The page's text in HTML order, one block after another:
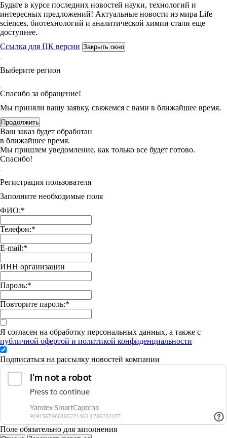
Будьте в курсе последних новостей науки, технологий и
интересных предложений! Актуальные новости из мира Life
sciences, биотехнологий и аналитической химии стали еще
доступнее.
Ссылка для ПК версии Закрыть окно
Выберите регион
Спасибо за обращение!
Мы приняли вашу заявку, свяжемся с вами в ближайшее время.
Продолжить
Ваш заказ будет обработан
в ближайшее время.
Мы пришлем уведомление, как только все будет готово.
Спасибо!
Регистрация пользователя
Заполните необходимые поля
ФИО:*
Телефон:*
E-mail:*
ИНН организации
Пароль:*
Повторите пароль:*
Я согласен на обработку персональных данных, а также с
публичной офертой и политикой конфиденциальности
Подписаться на рассылку новостей компании
Поле обязательно для заполнения